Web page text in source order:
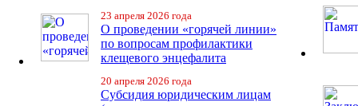
23 апреля 2026 года
О проведении «горячей линии»
по вопросам профилактики
клещевого энцефалита
20 апреля 2026 года
Субсидия юридическим лицам